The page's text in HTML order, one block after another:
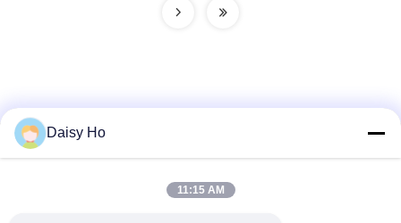
Daisy Ho
11:15 AM